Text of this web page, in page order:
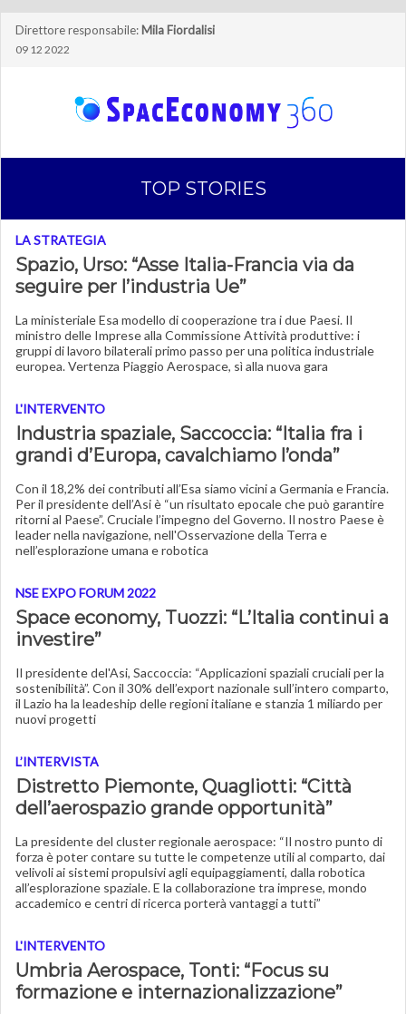
Direttore responsabile: Mila Fiordalisi
09 12 2022
TOP STORIES
LA STRATEGIA
Spazio, Urso: “Asse Italia-Francia via da
seguire per l’industria Ue”
La ministeriale Esa modello di cooperazione tra i due Paesi. Il
ministro delle Imprese alla Commissione Attività produttive: i
gruppi di lavoro bilaterali primo passo per una politica industriale
europea. Vertenza Piaggio Aerospace, sì alla nuova gara
L'INTERVENTO
Industria spaziale, Saccoccia: “Italia fra i
grandi d’Europa, cavalchiamo l’onda”
Con il 18,2% dei contributi all’Esa siamo vicini a Germania e Francia.
Per il presidente dell’Asi è “un risultato epocale che può garantire
ritorni al Paese”. Cruciale l’impegno del Governo. Il nostro Paese è
leader nella navigazione, nell'Osservazione della Terra e
nell’esplorazione umana e robotica
NSE EXPO FORUM 2022
Space economy, Tuozzi: “L’Italia continui a
investire”
Il presidente del'Asi, Saccoccia: “Applicazioni spaziali cruciali per la
sostenibilità”. Con il 30% dell’export nazionale sull’intero comparto,
il Lazio ha la leadeship delle regioni italiane e stanzia 1 miliardo per
nuovi progetti
L’INTERVISTA
Distretto Piemonte, Quagliotti: “Città
dell’aerospazio grande opportunità”
La presidente del cluster regionale aerospace: “Il nostro punto di
forza è poter contare su tutte le competenze utili al comparto, dai
velivoli ai sistemi propulsivi agli equipaggiamenti, dalla robotica
all’esplorazione spaziale. E la collaborazione tra imprese, mondo
accademico e centri di ricerca porterà vantaggi a tutti”
L'INTERVENTO
Umbria Aerospace, Tonti: “Focus su
formazione e internazionalizzazione”